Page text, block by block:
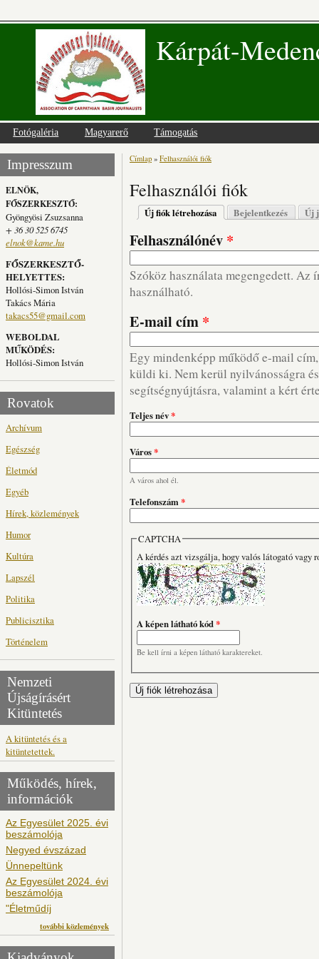
Kárpát-
Fotógaléria Magyarerő Támogatás
Impresszum
ELNÖK,
FŐSZERKESZTŐ:
Gyöngyösi Zsuzsanna
+ 36 30 525 6745
elnok@kame.hu
FŐSZERKESZTŐ-
HELYETTES:
Hollósi-Simon István
Takács Mária
takacs55@gmail.com
WEBOLDAL
MŰKÖDÉS:
Hollósi-Simon István
Rovatok
Archívum
Egészség
Életmód
Egyéb
Hírek, közlemények
Humor
Kultúra
Lapszél
Politika
Publicisztika
Történelem
Nemzeti
Újságírásért
Kitüntetés
A kitüntetés és a
kitüntetettek.
Működés, hírek,
információk
Az Egyesület 2025. évi
beszámolója
Negyed évszázad
Ünnepeltünk
Az Egyesület 2024. évi
beszámolója
"Életműdíj
további közlemények
Jelenlegi hely
Címlap » Felhasználói fiók
Felhasználói fiók
Elsődleges fülek
Új fiók létrehozása (aktív fül)
Bejelentkezés Új
Felhasználónév *
Szóköz használata megengedett. Az
használható.
E-mail cím *
Egy mindenképp működő e-mail
küldi ki. Nem kerül nyilvánosságra
segítségnyújtásra, valamint a kért
Teljes név*
Város*
A város ahol él.
Telefonszám*
CAPTCHA
A kérdés azt vizsgálja, hogy valós látogató vagy
A képen látható kód*
Be kell írni a képen látható karaktereket.